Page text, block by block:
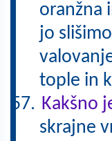
oranžna
jo
tople in
Kakšno
skrajne